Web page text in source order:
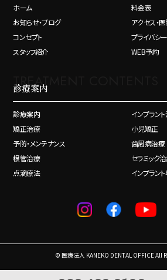
ホーム
料金表
お知らせ・ブログ
アクセス・
コンセプト
プライバシ
スタッフ紹介
WEB予約
TREATMENT CONTENTS
診療案内
診療案内
インプラン
矯正治療
小児矯正
予防・メンテナンス
歯周病治療
根管治療
セラミック
点滴療法
インプラン
© 医療法人 KANEKO DENTAL OFFICE All